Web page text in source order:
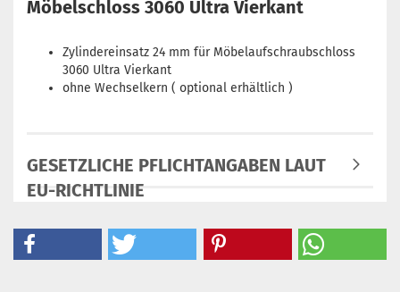
Möbelschloss 3060 Ultra Vierkant
Zylindereinsatz 24 mm für Möbelaufschraubschloss
3060 Ultra Vierkant
ohne Wechselkern ( optional erhältlich )
GESETZLICHE PFLICHTANGABEN LAUT
EU-RICHTLINIE